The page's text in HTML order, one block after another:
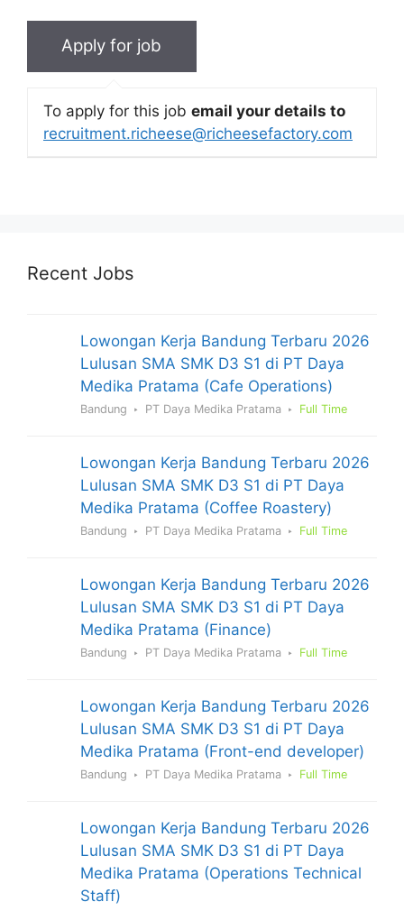
To apply for this job email your details to
recruitment.richeese@richeesefactory.com
Recent Jobs
Lowongan Kerja Bandung Terbaru 2026
Lulusan SMA SMK D3 S1 di PT Daya
Medika Pratama (Cafe Operations)
Bandung PT Daya Medika Pratama Full Time
Lowongan Kerja Bandung Terbaru 2026
Lulusan SMA SMK D3 S1 di PT Daya
Medika Pratama (Coffee Roastery)
Bandung PT Daya Medika Pratama Full Time
Lowongan Kerja Bandung Terbaru 2026
Lulusan SMA SMK D3 S1 di PT Daya
Medika Pratama (Finance)
Bandung PT Daya Medika Pratama Full Time
Lowongan Kerja Bandung Terbaru 2026
Lulusan SMA SMK D3 S1 di PT Daya
Medika Pratama (Front-end developer)
Bandung PT Daya Medika Pratama Full Time
Lowongan Kerja Bandung Terbaru 2026
Lulusan SMA SMK D3 S1 di PT Daya
Medika Pratama (Operations Technical
Staff)